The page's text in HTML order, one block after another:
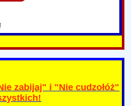
zabijaj" i "Nie cudzołóż"